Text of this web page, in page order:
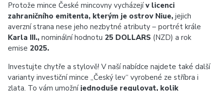
Protože mince České mincovny vycházejív licenci
zahraničního emitenta, kterým je ostrov Niue, jejich
averzní strana nese jeho nezbytné atributy – portrét krále
Karla III., nominální hodnotu 25 DOLLARS (NZD) a rok
emise 2025.
Investujte chytře a stylově! V naší nabídce najdete také další
varianty investiční mince „Český lev“ vyrobené ze stříbra i
zlata. To vám umožní jednoduše regulovat, kolik